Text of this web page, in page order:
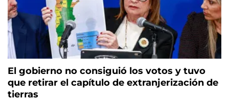
El gobierno no consiguió los votos y tuvo
que retirar el capítulo de extranjerización de
tierras